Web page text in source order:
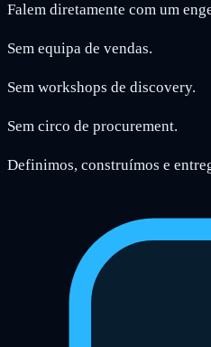
Falem diretamente com um
Sem equipa de vendas.
Sem workshops de discovery.
Sem circo de procurement.
Definimos, construímos e